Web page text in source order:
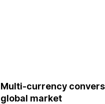
Multi-currency
global market